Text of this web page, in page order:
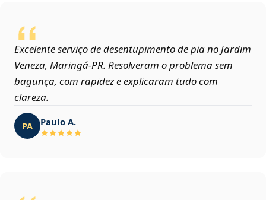
Excelente serviço de desentupimento de pia no Jardim
Veneza, Maringá‑PR. Resolveram o problema sem
bagunça, com rapidez e explicaram tudo com
clareza.
PA Paulo A.